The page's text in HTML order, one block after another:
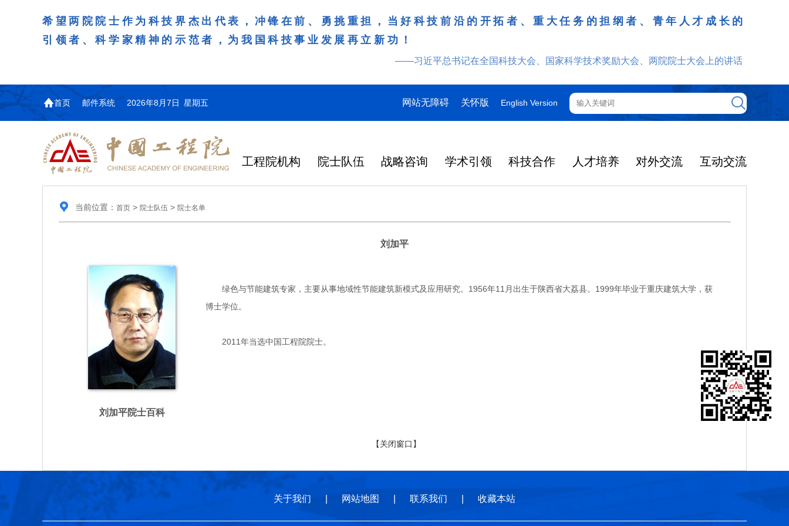
希望两院院士作为科技界杰出代表，冲锋在前、勇挑重担，当好科技前沿的开拓者、重大任务的担纲者、青年人才成长的
引领者、科学家精神的示范者，为我国科技事业发展再立新功！
——习近平总书记在全国科技大会、国家科学技术奖励大会、两院院士大会上的讲话
首页 邮件系统 2026年8月7日 星期五 网站无障碍 关怀版 English Version
工程院机构 院士队伍 战略咨询 学术引领 科技合作 人才培养 对外交流 互动交流
当前位置： 首页> 院士队伍 > 院士名单
刘加平
刘加平院士百科
绿色与节能建筑专家，主要从事地域性节能建筑新模式及应用研究。1956年11月出生于陕西省大荔县。1999年毕业于重庆建筑大学，获
博士学位。
2011年当选中国工程院院士。
【关闭窗口】
关于我们 网站地图 联系我们 收藏本站